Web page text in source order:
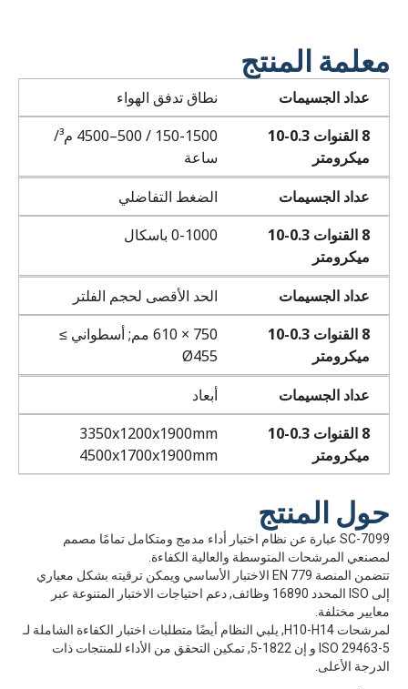
معلمة المنتج
عداد الجسيمات
نطاق تدفق الهواء
8 القنوات 0.3-10
ميكرومتر
150-1500 / 500–4500 م³/
ساعة
عداد الجسيمات
الضغط التفاضلي
8 القنوات 0.3-10
ميكرومتر
0-1000 باسكال
عداد الجسيمات
الحد الأقصى لحجم الفلتر
8 القنوات 0.3-10
ميكرومتر
750 × 610 مم; أسطواني ≥
Ø455
عداد الجسيمات
أبعاد
8 القنوات 0.3-10
ميكرومتر
3350x1200x1900mm
4500x1700x1900mm
حول المنتج
SC-7099 عبارة عن نظام اختبار أداء مدمج ومتكامل تمامًا مصمم
لمصنعي المرشحات المتوسطة والعالية الكفاءة.
تتضمن المنصة EN 779 الاختبار الأساسي ويمكن ترقيته بشكل معياري
إلى ISO المحدد 16890 وظائف, دعم احتياجات الاختبار المتنوعة عبر
معايير مختلفة.
لمرشحات H10-H14, يلبي النظام أيضًا متطلبات اختبار الكفاءة الشاملة لـ
ISO 29463-5 و إن 1822-5, تمكين التحقق من الأداء للمنتجات ذات
الدرجة الأعلى.